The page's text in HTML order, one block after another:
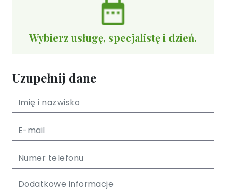
Wybierz usługę, specjalistę i dzień.
Uzupełnij dane